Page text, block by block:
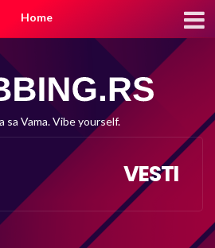
Home
sa Vama. Vibe yourself.
VESTI